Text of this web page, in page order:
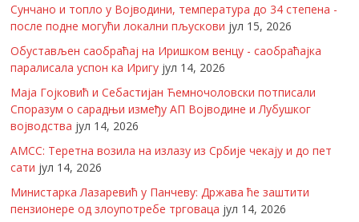
Сунчано и топло у Војводини, температура до 34 степена -
после подне могући локални пљускови јул 15, 2026
Обустављен саобраћај на Иришком венцу - саобраћајка
паралисала успон ка Иригу јул 14, 2026
Маја Гојковић и Себастијан Ћемночоловски потписали
Споразум о сарадњи између АП Војводине и Лубушког
војводства јул 14, 2026
АМСС: Теретна возила на излазу из Србије чекају и до пет
сати јул 14, 2026
Министарка Лазаревић у Панчеву: Држава ће заштити
пензионере од злоупотребе трговаца јул 14, 2026